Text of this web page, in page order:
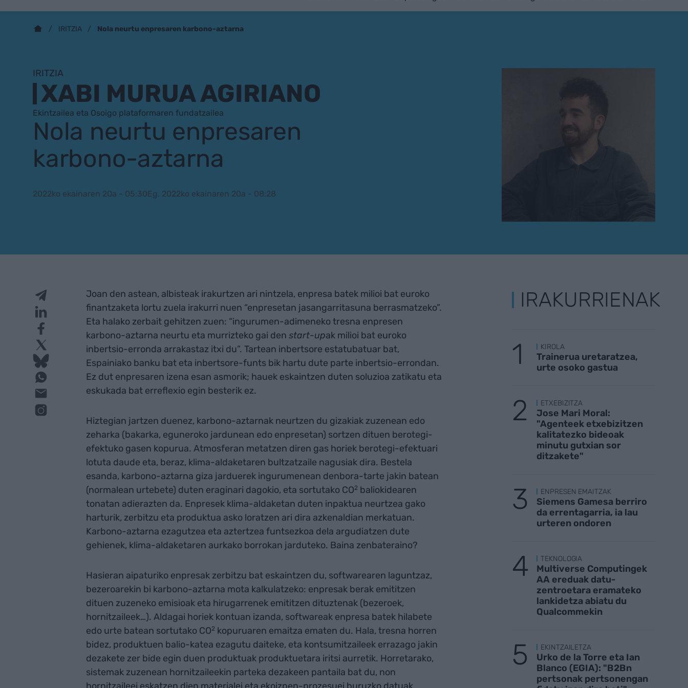
IRITZIA Nola neurtu enpresaren karbono-aztarna
IRITZIA
XABI MURUA AGIRIANO
Ekintzailea eta Osoigo plataformaren fundatzailea
Nola neurtu enpresaren
karbono-aztarna
2022ko ekainaren 20a - 05:30Eg. 2022ko ekainaren 20a - 08:28
Joan den astean, albisteak irakurtzen ari nintzela, enpresa batek milioi bat euroko
finantzaketa lortu zuela irakurri nuen “enpresetan jasangarritasuna berrasmatzeko”.
Eta halako zerbait gehitzen zuen: “ingurumen-adimeneko tresna enpresen
karbono-aztarna neurtu eta murrizteko gai den start-upak milioi bat euroko
inbertsio-erronda arrakastaz itxi du”. Tartean inbertsore estatubatuar bat,
Espainiako banku bat eta inbertsore-funts bik hartu dute parte inbertsio-errondan.
Ez dut enpresaren izena esan asmorik; hauek eskaintzen duten soluzioa zatikatu eta
eskukada bat erreflexio egin besterik ez.
Hiztegian jartzen duenez, karbono-aztarnak neurtzen du gizakiak zuzenean edo
zeharka (bakarka, eguneroko jardunean edo enpresetan) sortzen dituen berotegi-
efektuko gasen kopurua. Atmosferan metatzen diren gas horiek berotegi-efektuari
lotuta daude eta, beraz, klima-aldaketaren bultzatzaile nagusiak dira. Bestela
esanda, karbono-aztarna giza jarduerek ingurumenean denbora-tarte jakin batean
(normalean urtebete) duten eraginari dagokio, eta sortutako CO2baliokidearen
tonatan adierazten da. Enpresek klima-aldaketan duten inpaktua neurtzea gako
harturik, zerbitzu eta produktua asko loratzen ari dira azkenaldian merkatuan.
Karbono-aztarna ezagutzea eta aztertzea funtsezkoa dela argudiatzen dute
gehienek, klima-aldaketaren aurkako borrokan jarduteko. Baina zenbateraino?
Hasieran aipaturiko enpresak zerbitzu bat eskaintzen du, softwarearen laguntzaz,
bezeroarekin bi karbono-aztarna mota kalkulatzeko: enpresak berak emititzen
dituen zuzeneko emisioak eta hirugarrenek emititzen dituztenak (bezeroek,
hornitzaileek…). Aldagai horiek kontuan izanda, softwareak enpresa batek hilabete
edo urte batean sortutako CO2kopuruaren emaitza ematen du. Hala, tresna horren
bidez, produktuen balio-katea ezagutu daiteke, eta kontsumitzaileek errazago jakin
dezakete zer bide egin duen produktuak produktuetara iritsi aurretik. Horretarako,
sistemak zuzenean hornitzaileekin parteka dezakeen pantaila bat du, non
IRAKURRIENAK
KIROLA
Trainerua uretaratzea,
urte osoko gastua
ETXEBIZITZA
Jose Mari Moral:
"Agenteek etxebizitzen
kalitatezko bideoak
minutu gutxian sor
ditzakete"
ENPRESEN EMAITZAK
Siemens Gamesa berriro
da errentagarria, ia lau
urteren ondoren
TEKNOLOGIA
Multiverse Computingek
AA ereduak datu-
zentroetara eramateko
lankidetza abiatu du
Qualcommekin
EKINTZAILETZA
Urko de la Torre eta Ian
Blanco (EGIA): "B2Bn
pertsonak pertsonengan